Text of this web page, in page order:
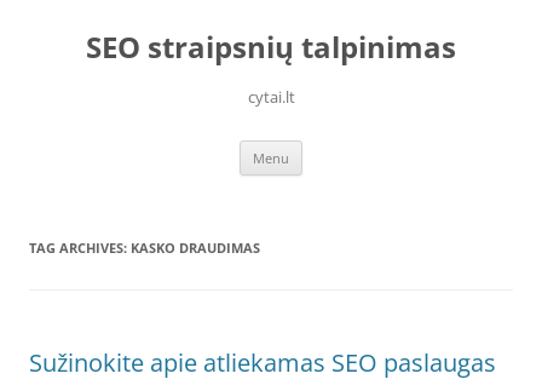
contentSEO straipsnių talpinimas
cytai.lt
Menu
TAG ARCHIVES: KASKO DRAUDIMAS
Sužinokite apie atliekamas SEO paslaugas